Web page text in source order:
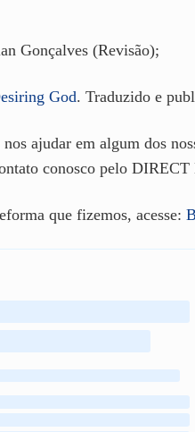
Gonçalves (Revisão);
God. Traduzido e
ajudar em algum dos
conosco pelo
que fizemos, acesse: